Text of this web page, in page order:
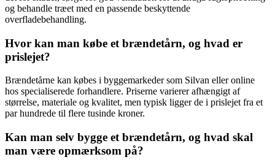
og behandle træet med en passende beskyttende
overfladebehandling.
Hvor kan man købe et brændetårn, og hvad er
prislejet?
Brændetårne kan købes i byggemarkeder som Silvan eller online
hos specialiserede forhandlere. Priserne varierer afhængigt af
størrelse, materiale og kvalitet, men typisk ligger de i prislejet fra et
par hundrede til flere tusinde kroner.
Kan man selv bygge et brændetårn, og hvad skal
man være opmærksom på?